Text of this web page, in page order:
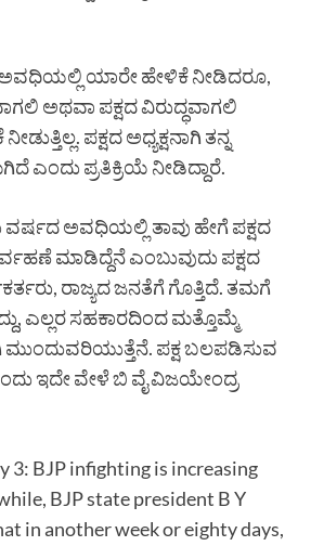
ಯಾರೇ ಹೇಳಿಕೆ ನೀಡಿದರೂ,
ಅಥವಾ ಪಕ್ಷದ ವಿರುದ್ಧವಾಗಲಿ
ಪಕ್ಷದ ಅಧ್ಯಕ್ಷನಾಗಿ ತನ್ನ
ಎಂದು ಪ್ರತಿಕ್ರಿಯೆ ನೀಡಿದ್ದಾರೆ.
ವರ್ಷದ ಅವಧಿಯಲ್ಲಿ ತಾವು ಹೇಗೆ ಪಕ್ಷದ
ಮಾಡಿದ್ದೆನೆ ಎಂಬುವುದು ಪಕ್ಷದ
ರಾಜ್ಯದ ಜನತೆಗೆ ಗೊತ್ತಿದೆ. ತಮಗೆ
ಎಲ್ಲರ ಸಹಕಾರದಿಂದ ಮತ್ತೊಮ್ಮೆ
ಮುಂದುವರಿಯುತ್ತೆನೆ. ಪಕ್ಷ ಬಲಪಡಿಸುವ
ಇದೇ ವೇಳೆ ಬಿ ವೈ ವಿಜಯೇಂದ್ರ
3: BJP infighting is increasing
BJP state president B Y
in another week or eighty days,